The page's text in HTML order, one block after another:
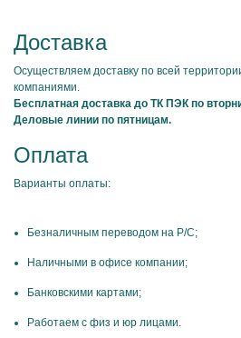
Доставка
Осуществляем доставку по всей
компаниями.
Бесплатная доставка до ТК ПЭК по
Деловые линии по пятницам.
Оплата
Варианты оплаты:
Безналичным переводом на Р/С;
Наличными в офисе компании;
Банковскими картами;
Работаем с физ и юр лицами.